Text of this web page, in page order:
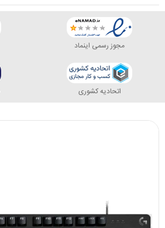
مجوز رسمی اینماد
اتحادیه کشوری